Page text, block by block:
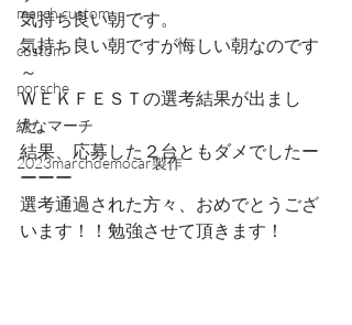
march custom
custom
porsche
緑なマーチ
2023marchdemocar製作
気持ち良い朝です。
気持ち良い朝ですが悔しい朝なのです
～
ＷＥＫＦＥＳＴの選考結果が出まし
た。
結果、応募した２台ともダメでしたー
ーーー
選考通過された方々、おめでとうござ
います！！勉強させて頂きます！